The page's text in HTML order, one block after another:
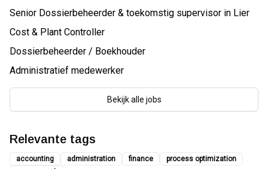
Senior Dossierbeheerder & toekomstig supervisor in Lier
Cost & Plant Controller
Dossierbeheerder / Boekhouder
Administratief medewerker
Bekijk alle jobs
Relevante tags
accounting administration finance
process optimization